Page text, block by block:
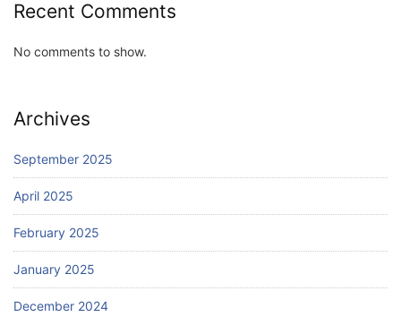
Recent Comments
No comments to show.
Archives
September 2025
April 2025
February 2025
January 2025
December 2024